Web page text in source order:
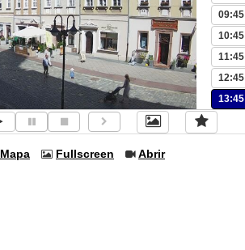
09:45
10:45
11:45
12:45
13:45
Mapa Fullscreen Abrir